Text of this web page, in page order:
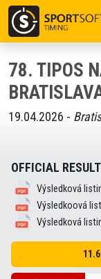
78. TIPOS
19.04.2026 -
OFFICIAL
Výsledková
Výsledkoová
Výsledková